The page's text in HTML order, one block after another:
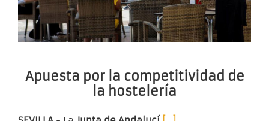
Apuesta por la competitividad de
la hostelería